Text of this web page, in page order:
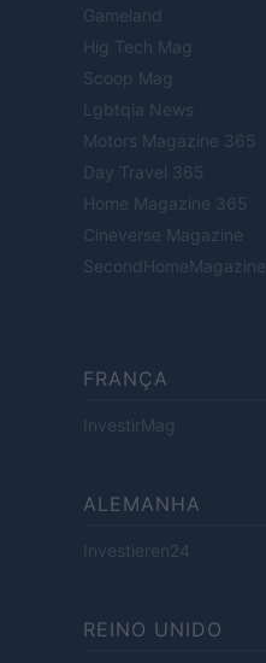
Gameland
Hig Tech Mag
Scoop Mag
Lgbtqia News
Motors Magazine 365
Day Travel 365
Home Magazine 365
Cineverse Magazine
SecondHomeMagazine
FRANÇA
InvestirMag
ALEMANHA
Investieren24
REINO UNIDO